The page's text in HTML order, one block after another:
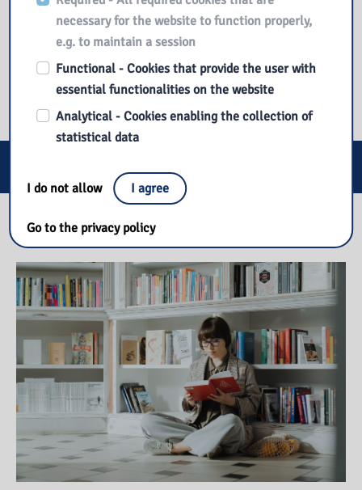
Our library
necessary for the website to function properly,
e.g. to maintain a session
Functional - Cookies that provide the user with
essential functionalities on the website
Analytical - Cookies enabling the collection of
statistical data
I do not allow I agree
Go to the privacy policy